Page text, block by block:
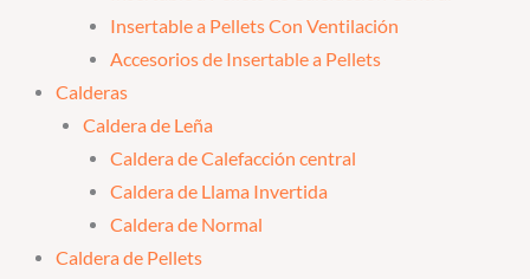
Insertable a Pellets Con Ventilación
Accesorios de Insertable a Pellets
Calderas
Caldera de Leña
Caldera de Calefacción central
Caldera de Llama Invertida
Caldera de Normal
Caldera de Pellets